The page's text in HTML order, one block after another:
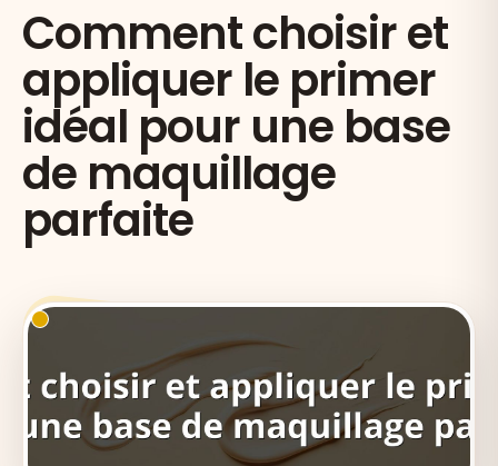
Comment choisir et
appliquer le primer
idéal pour une base
de maquillage
parfaite